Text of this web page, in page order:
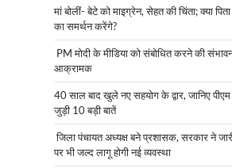
मां बोलीं- बेटे को माइग्रेन, सेहत की चिंता; क्या
का समर्थन करेंगे?
PM मोदी के मीडिया को संबोधित करने की
आक्रामक
40 साल बाद खुले नए सहयोग के द्वार, जानिए
जुड़ी 10 बड़ी बातें
जिला पंचायत अध्यक्ष बने प्रशासक, सरकार ने
पर भी जल्द लागू होगी नई व्यवस्था